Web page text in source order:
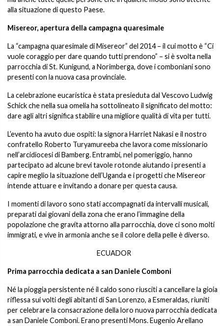
alla situazione di questo Paese.
Misereor, apertura della campagna quaresimale
La “campagna quaresimale di Misereor” del 2014 – il cui motto è “Ci
vuole coraggio per dare quando tutti prendono” – si è svolta nella
parrocchia di St. Kunigund, a Norimberga, dove i comboniani sono
presenti con la nuova casa provinciale.
La celebrazione eucaristica è stata presieduta dal Vescovo Ludwig
Schick che nella sua omelia ha sottolineato il significato del motto:
dare agli altri significa stabilire una migliore qualità di vita per tutti.
L’evento ha avuto due ospiti: la signora Harriet Nakasi e il nostro
confratello Roberto Turyamureeba che lavora come missionario
nell’arcidiocesi di Bamberg. Entrambi, nel pomeriggio, hanno
partecipato ad alcune brevi tavole rotonde aiutando i presenti a
capire meglio la situazione dell’Uganda e i progetti che Misereor
intende attuare e invitando a donare per questa causa.
I momenti di lavoro sono stati accompagnati da intervalli musicali,
preparati dai giovani della zona che erano l’immagine della
popolazione che gravita attorno alla parrocchia, dove ci sono molti
immigrati, e vive in armonia anche se il colore della pelle è diverso.
ECUADOR
Prima parrocchia dedicata a san Daniele Comboni
Né la pioggia persistente né il caldo sono riusciti a cancellare la gioia
riflessa sui volti degli abitanti di San Lorenzo, a Esmeraldas, riuniti
per celebrare la consacrazione della loro nuova parrocchia dedicata
a san Daniele Comboni. Erano presenti Mons. Eugenio Arellano